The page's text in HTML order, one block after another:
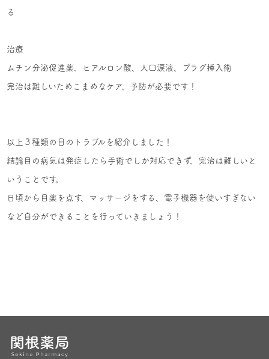
る
治療
ムチン分泌促進薬、ヒアルロン酸、人口涙液、プラグ挿入術
完治は難しいためこまめなケア、予防が必要です！
以上３種類の目のトラブルを紹介しました！
結論目の病気は発症したら手術でしか対応できず、完治は難しいと
いうことです。
日頃から目薬を点す、マッサージをする、電子機器を使いすぎない
など自分ができることを行っていきましょう！